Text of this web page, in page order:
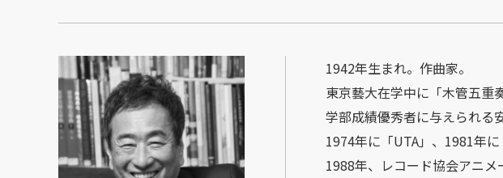
1942年生まれ。作曲家。
東京藝大在学中に「木管五重
学部成績優秀者に与えられる
1974年に「UTA」、1981年
1988年、レコード協会アニメ